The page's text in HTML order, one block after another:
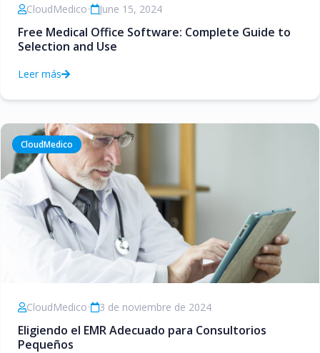
CloudMedico• June 15, 2024
Free Medical Office Software: Complete Guide to
Selection and Use
Leer más
CloudMedico
CloudMedico• 3 de noviembre de 2024
Eligiendo el EMR Adecuado para Consultorios
Pequeños